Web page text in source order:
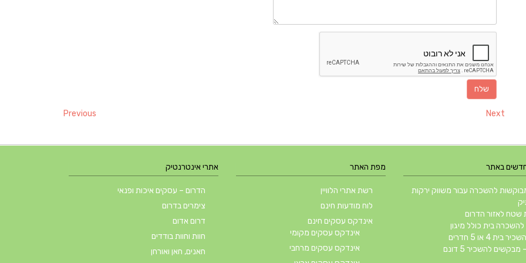
Previous Next
אתרי אינטרנטיק
הדרום – עסקים איכות ופנאי
צימרים בדרום
דרום אדום
חוות וחוות בודדים
חאנים, חאן ואורחן
מפת האתר
רשת אתרי הלוויין
לוח מודעות חינם
אינדקס עסקים חינם
אינדקס עסקים מקומי
אינדקס עסקים מרחבי
באתר
להשכרה עבור משווק ירקות
שטח לאזור הדרום
בית כולל מיגון
4 או 5 חדרים
מבקשים להשכיר 5 דונם
שלטים חרוטים בעץ ורהיטי רחוב